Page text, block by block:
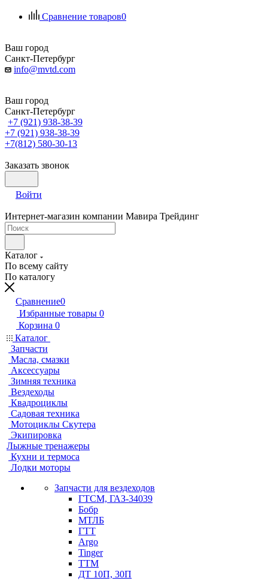
Сравнение товаров0
Ваш город
Санкт-Петербург
info@mvtd.com
Ваш город
Санкт-Петербург
+7 (921) 938-38-39
+7 (921) 938-38-39
+7(812) 580-30-13
Заказать звонок
Войти
Интернет-магазин компании Мавира Трейдинг
Каталог
По всему сайту
По каталогу
Сравнение0
Избранные товары 0
Корзина 0
Каталог
Запчасти
Масла, смазки
Аксессуары
Зимняя техника
Вездеходы
Квадроциклы
Садовая техника
Мотоциклы Скутера
Экипировка
Лыжные тренажеры
Кухни и термоса
Лодки моторы
Запчасти для вездеходов
ГТСМ, ГАЗ-34039
Бобр
МТЛБ
ГТТ
Argo
Tinger
ТТМ
ДТ 10П, 30П